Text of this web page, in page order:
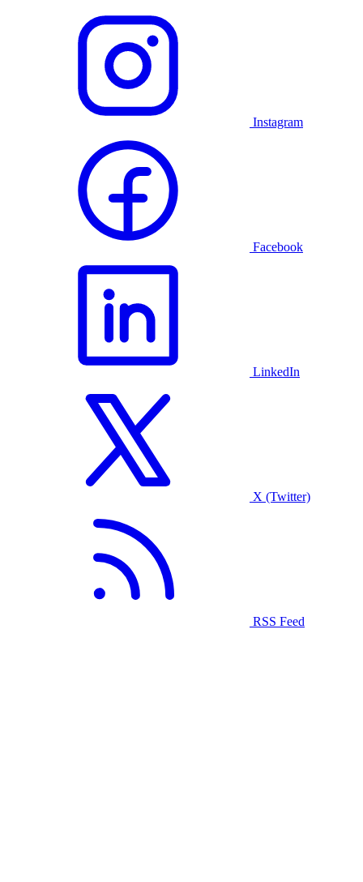
Instagram
Facebook
LinkedIn
X (Twitter)
RSS Feed